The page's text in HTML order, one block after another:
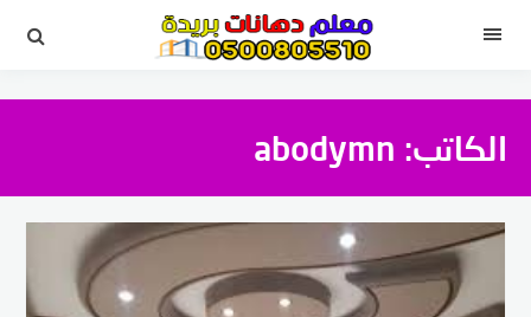
القائمة
الكاتب: abodymn